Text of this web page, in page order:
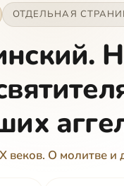
ОТДЕЛЬНАЯ
веков. О молитве и